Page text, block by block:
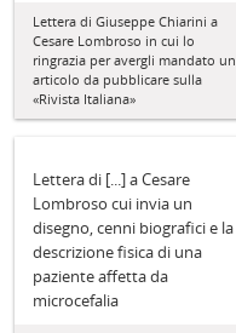
Lettera di Giuseppe Chiarini a
Cesare Lombroso in cui lo
ringrazia per avergli mandato un
articolo da pubblicare sulla
«Rivista Italiana»
Lettera di [...] a Cesare
Lombroso cui invia un
disegno, cenni biografici e la
descrizione fisica di una
paziente affetta da
microcefalia